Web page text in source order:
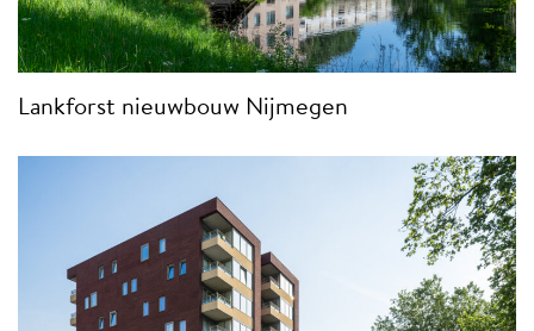
Lankforst nieuwbouw Nijmegen